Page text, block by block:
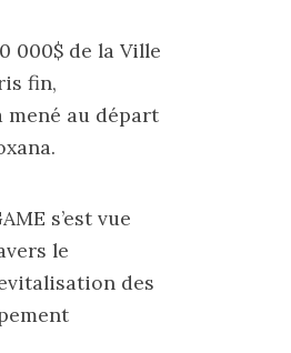
000$ de la Ville
fin,
mené au départ
s’est vue
le
des